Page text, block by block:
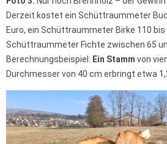
Derzeit kostet ein Schüttraummeter
Euro, ein Schüttraummeter Birke 110 bis
Schüttraummeter Fichte zwischen 65
Berechnungsbeispiel: Ein Stamm von
Durchmesser von 40 cm erbringt etwa